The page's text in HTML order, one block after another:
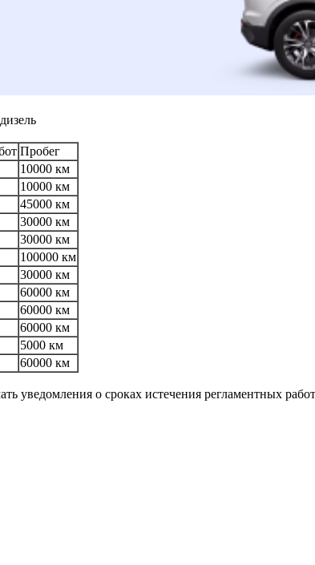
Пробег
10000 км
10000 км
45000 км
30000 км
30000 км
100000 км
30000 км
60000 км
60000 км
60000 км
5000 км
60000 км
уведомления о сроках истечения регламентных